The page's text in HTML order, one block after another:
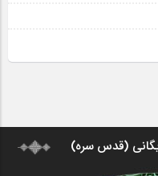
(قدس سره)